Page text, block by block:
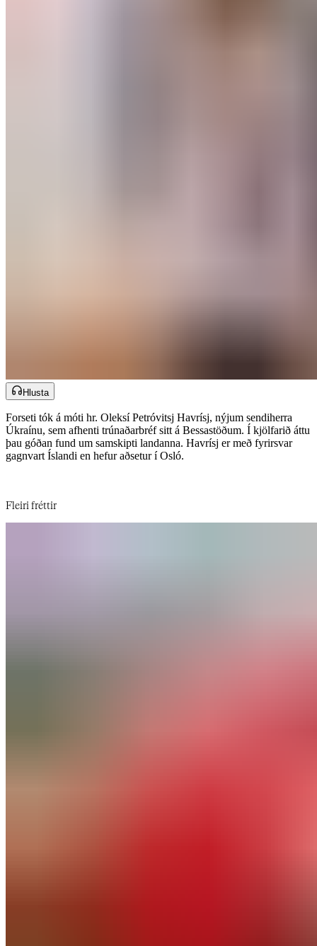
Hlusta
Forseti tók á móti hr. Oleksí Petróvitsj Havrísj, nýjum sendiherra
Úkraínu, sem afhenti trúnaðarbréf sitt á Bessastöðum. Í kjölfarið áttu
þau góðan fund um samskipti landanna. Havrísj er með fyrirsvar
gagnvart Íslandi en hefur aðsetur í Osló.​​​​‌ ‍ ​‍​‍‌‍ ‌ ​‍‌‍‍‌‌‍‌ ‌‍‍‌‌‍ ‍​‍​‍​ ‍‍​‍​‍‌ ​ ‌‍​‌‌‍ ‍‌‍‍‌‌ ‌​‌ ‍‌​‍ ‍‌‍‍‌‌‍ ​‍​‍​‍ ​​‍​‍‌‍‍​‌ ​‍‌‍‌‌‌‍‌‍​‍​‍​ ‍‍​‍​‍‌‍‍​‌ ‌​‌ ‌​‌ ​​‌ ​ ​‍ ​‍ ‌‍‌‍‌‍ ‌ ​‍‌ ​ ‌‍‌‌‌ ‌​‌‍‍‌​‍ ‌‌‍‍‌‌ ​ ‌‍ ​‌‍​‌‌‍ ‍‌‍‌​‌ ​ ​‍ ‍‌ ‌‍‌‍‌‌‌ ​‍‌‍​ ‌‍‌‌‌‍ ​​‍ ‍‌‍​‌‌ ​​‌ ​​​‍ ‌ ​ ‌ ‌​‌ ‌‌‌‍‌​‌‍‍‌‌‍ ​‍ ‌‍‍‌‌‍ ‍‌ ‌​‌‍‌‌‌‍ ‍‌ ‌​​‍ ‌‍‌‌‌‍‌​‌‍‍‌‌ ‌​​‍ ‌‍ ‌‌‍ ‌‍‌​‌‍‌‌​ ‌‌ ​​‌ ​‍‌‍‌‌‌ ​ ‌‍‌‌‌‍ ‍‌ ‌​‌‍​‌‌ ‌​‌‍‍‌‌‍ ‌‍ ‍​ ‍ ‌‍‍‌‌‍‌​​ ‌‌ ‌​‌​ ​‌ ​‌‌​ ‌‌​ ​ ‌ ‌‍ ‌‍‍‌‌‍ ​‌‌‍‌‌ ‍‌‌ ‍‍‌‍‌​‌ ‍‌‌‌​ ‌ ‌ ​ ‌‌‌‍‍‌‌‌‍​‌​‌‍​ ‍‌‌‌‌‍​ ‍ ‌ ‌​‌ ‍‌‌ ​​‌‍‌‌​ ‌‌‍ ‍‌‍‌‌‌ ‌ ‌ ​ ​ ‍ ‌ ​​‌‍​‌‌ ‌​‌‍‍​​ ‌‌ ​​‌‍​‌‌‍‌ ‌‍‌‌‌​​‍‌ ‌‌‌‍‍‌‌‍ ​‌‍‌​‌‍‌‌‌ ​‍​‍‌‌​ ‌‌‌​​‍‌‌ ‌‍‍ ‌‍‌‌‌ ‍‌​‍‌‌​ ​ ‌​‌​​‍‌‌​ ​ ‌​‌​​‍‌‌​ ​‍​ ​‍‌ ​‍‌‍‍‌‌‍​ ‌‍‍​‌ ‌​‌‍‌‌‌ ‍​‌ ‌​​‍ ‌‌ ‌‍‌ ‌‌​ ​​‌‍​ ‌‍ ​ ​‌‌‍‍‍​ ‌ ‌‍‌‍​‍‌‌​ ​‍​ ​‍​‍‌‌​ ‌‌‌​‌​​‍ ‍‌‍​ ‌‍ ‌‍ ‍‌ ‌​‌‍‌‌‌‍ ‍‌ ‌​​‍‌‌​ ‌‌‌​​‍‌‌ ‌‍‍ ‌‍‌‌‌ ‍‌​‍‌‌​ ​ ‌​‌​​‍‌‌​ ​ ‌​‌​​‍‌‌​ ​‍​ ​‍‌‍‌‍‌‍‌‍‌‍​ ‌‍‌‌​ ‍​​ ‌‍​ ​ ‌‍‌​​ ​​​ ‌‌​ ​ ​ ​​​‍‌‌​ ​‍​ ​‍​‍‌‌​ ‌‌‌​‌​​‍ ‍‌‍​ ‌‍‍​‌‍‍‌‌‍ ​‌‍‌​‌ ​‍‌‍‌‌‌‍ ‍​‍‌‌​ ‌‌‌​​‍‌‌ ‌‍‍ ‌‍‌‌‌ ‍‌​‍‌‌​ ​ ‌​‌​​‍‌‌​ ​ ‌​‌​​‍‌‌​ ​‍​ ​‍​ ​​‌‍‌‍‌‍​‍‌‍‌‌​ ‌‌‌‍‌​‌‍​‍‌‍‌‌​ ​‌​ ​​​ ‍‌‌‍​‍​‍‌‌​ ​‍​ ​‍​‍‌‌​ ‌‌‌​‌​​‍ ‍‌ ‌​‌‍‌‌‌ ‍​‌ ‌​​ ‌‍​‍‌‍​‌‌ ​ ‌‍‌‌‌‌‌‌‌ ​‍‌‍ ​​ ‌‌‍‍​‌ ‌​‌ ‌​‌ ​​‌ ​ ​‍‌‌​ ​‍‌​‌‍​‍‌‌​ ​‍‌​‌‍‌‍‌‍‌‍ ‌ ​‍‌ ​ ‌‍‌‌‌ ‌​‌‍‍‌​‍ ‌‌‍‍‌‌ ​ ‌‍ ​‌‍​‌‌‍ ‍‌‍‌​‌ ​ ​‍ ‍‌ ‌‍‌‍‌‌‌ ​‍‌‍​ ‌‍‌‌‌‍ ​​‍ ‍‌‍​‌‌ ​​‌ ​​​‍‌‌​ ​‍‌​‌‍‌ ​ ‌ ‌​‌ ‌‌‌‍‌​‌‍‍‌‌‍ ​‍‌‍‌‍‍‌‌‍‌​​ ‌‌ ‌​‌​ ​‌ ​‌‌​ ‌‌​ ​ ‌ ‌‍ ‌‍‍‌‌‍ ​‌‌‍‌‌ ‍‌‌ ‍‍‌‍‌​‌ ‍‌‌‌​ ‌ ‌ ​ ‌‌‌‍‍‌‌‌‍​‌​‌‍​ ‍‌‌‌‌‍​‍‌‍‌ ‌​‌ ‍‌‌ ​​‌‍‌‌​ ‌‌‍ ‍‌‍‌‌‌ ‌ ‌ ​ ​‍‌‍‌ ​​‌‍​‌‌ ‌​‌‍‍​​ ‌‌ ​​‌‍​‌‌‍‌ ‌‍‌‌‌​​‍‌ ‌‌‌‍‍‌‌‍ ​‌‍‌​‌‍‌‌‌ ​‍​‍‌‌​ ‌‌‌​​‍‌‌ ‌‍‍ ‌‍‌‌‌ ‍‌​‍‌‌​ ​ ‌​‌​​‍‌‌​ ​ ‌​‌​​‍‌‌​ ​‍​ ​‍‌ ​‍‌‍‍‌‌‍​ ‌‍‍​‌ ‌​‌‍‌‌‌ ‍​‌ ‌​​‍ ‌‌ ‌‍‌ ‌‌​ ​​‌‍​ ‌‍ ​ ​‌‌‍‍‍​ ‌ ‌‍‌‍​‍‌‌​ ​‍​ ​‍​‍‌‌​ ‌‌‌​‌​​‍ ‍‌‍​ ‌‍ ‌‍ ‍‌ ‌​‌‍‌‌‌‍ ‍‌ ‌​​‍‌‌​ ‌‌‌​​‍‌‌ ‌‍‍ ‌‍‌‌‌ ‍‌​‍‌‌​ ​ ‌​‌​​‍‌‌​ ​ ‌​‌​​‍‌‌​ ​‍​ ​‍‌‍‌‍‌‍‌‍‌‍​ ‌‍‌‌​ ‍​​ ‌‍​ ​ ‌‍‌​​ ​​​ ‌‌​ ​ ​ ​​​‍‌‌​ ​‍​ ​‍​‍‌‌​ ‌‌‌​‌​​‍ ‍‌‍​ ‌‍‍​‌‍‍‌‌‍ ​‌‍‌​‌ ​‍‌‍‌‌‌‍ ‍​‍‌‌​ ‌‌‌​​‍‌‌ ‌‍‍ ‌‍‌‌‌ ‍‌​‍‌‌​ ​ ‌​‌​​‍‌‌​ ​ ‌​‌​​‍‌‌​ ​‍​ ​‍​ ​​‌‍‌‍‌‍​‍‌‍‌‌​ ‌‌‌‍‌​‌‍​‍‌‍‌‌​ ​‌​ ​​​ ‍‌‌‍​‍​‍‌‌​ ​‍​ ​‍​‍‌‌​ ‌‌‌​‌​​‍ ‍‌ ‌​‌‍‌‌‌ ‍​‌ ‌​​‍‌‍‌ ​​‌‍‌‌‌ ​‍‌ ​ ‌ ​​‌‍‌‌‌‍​ ‌ ‌​‌‍‍‌‌ ‌‍‌‍‌‌​ ‌‌ ​​‌ ‌‌‌‍​‍‌‍ ​‌‍‍‌‌ ​ ‌‍‍​‌‍‌‌‌‍‌​​‍​‍‌ ‌
Fleiri fréttir